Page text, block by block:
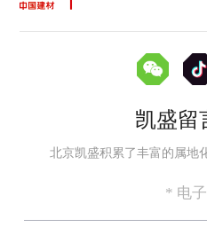
凯盛留
北京凯盛积累了丰富的属地